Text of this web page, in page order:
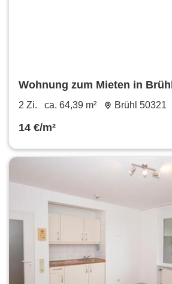
Wohnung zum Mieten in
2 Zi. ca. 64,39 m² Brühl 50321
14 €/m²